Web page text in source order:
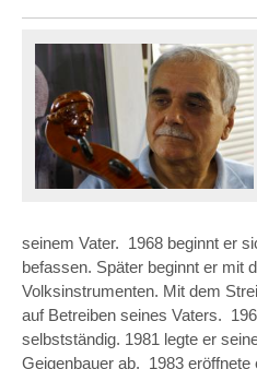
seinem Vater. 1968 beginnt er
befassen. Später beginnt er mit
Volksinstrumenten. Mit dem
auf Betreiben seines Vaters.
selbstständig. 1981 legte er
Geigenbauer ab. 1983 eröffnete